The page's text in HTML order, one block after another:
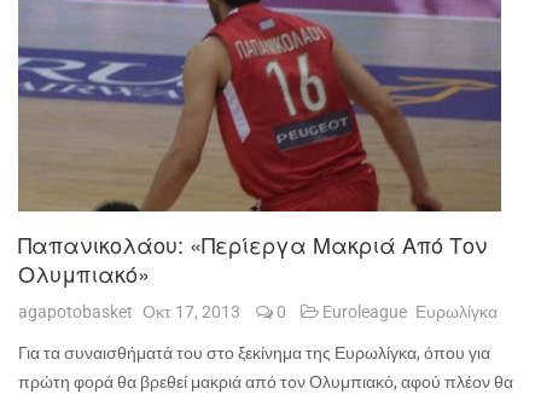
Παπανικολάου: «Περίεργα Μακριά Από Τον
Ολυμπιακό»
agapotobasket Οκτ 17, 2013 0 Euroleague Ευρωλίγκα
Για τα συναισθήματά του στο ξεκίνημα της Ευρωλίγκα, όπου για
πρώτη φορά θα βρεθεί μακριά από τον Ολυμπιακό, αφού πλέον θα